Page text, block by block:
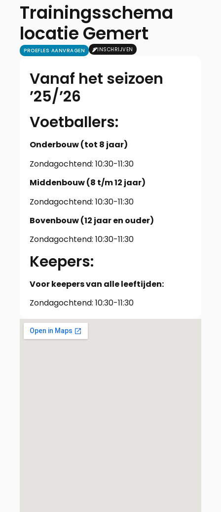
Trainingsschema
locatie Gemert
PROEFLES AANVRAGEN INSCHRIJVEN
Vanaf het seizoen
’25/’26
Voetballers:
Onderbouw (tot 8 jaar)
Zondagochtend: 10:30-11:30
Middenbouw (8 t/m 12 jaar)
Zondagochtend: 10:30-11:30
Bovenbouw (12 jaar en ouder)
Zondagochtend: 10:30-11:30
Keepers:
Voor keepers van alle leeftijden:
Zondagochtend: 10:30-11:30